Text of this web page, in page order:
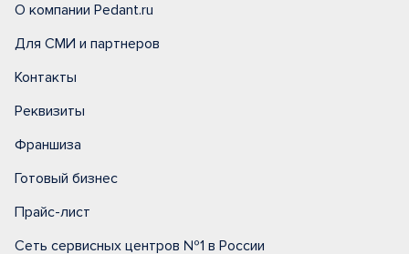
О компании Pedant.ru
Для СМИ и партнеров
Контакты
Реквизиты
Франшиза
Готовый бизнес
Прайс-лист
Сеть сервисных центров №1 в России